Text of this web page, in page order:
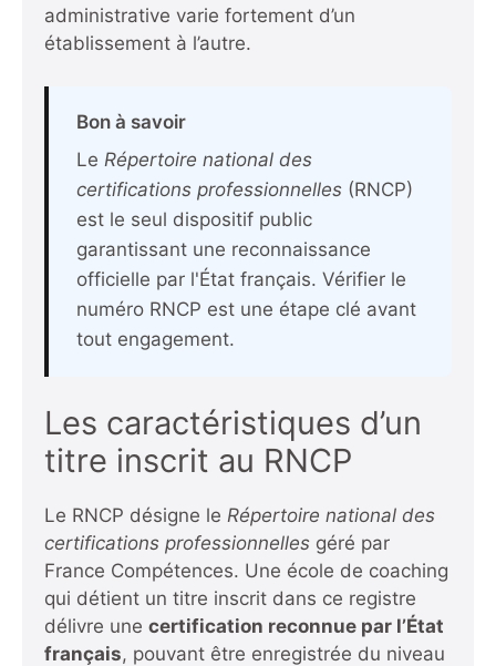
administrative varie fortement d’un
établissement à l’autre.
Bon à savoir
Le Répertoire national des
certifications professionnelles (RNCP)
est le seul dispositif public
garantissant une reconnaissance
officielle par l'État français. Vérifier le
numéro RNCP est une étape clé avant
tout engagement.
Les caractéristiques d’un
titre inscrit au RNCP
Le RNCP désigne le Répertoire national des
certifications professionnelles géré par
France Compétences. Une école de coaching
qui détient un titre inscrit dans ce registre
délivre une certification reconnue par l’État
français, pouvant être enregistrée du niveau